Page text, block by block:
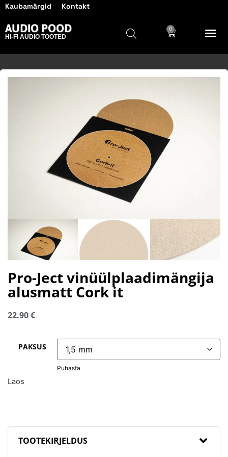
Kaubamärgid Kontakt
AUDIO POOD
HI-FI AUDIO TOOTED
0
Pro-Ject vinüülplaadimängija
alusmatt Cork it
22.90€
PAKSUS
Puhasta
Laos
TOOTEKIRJELDUS